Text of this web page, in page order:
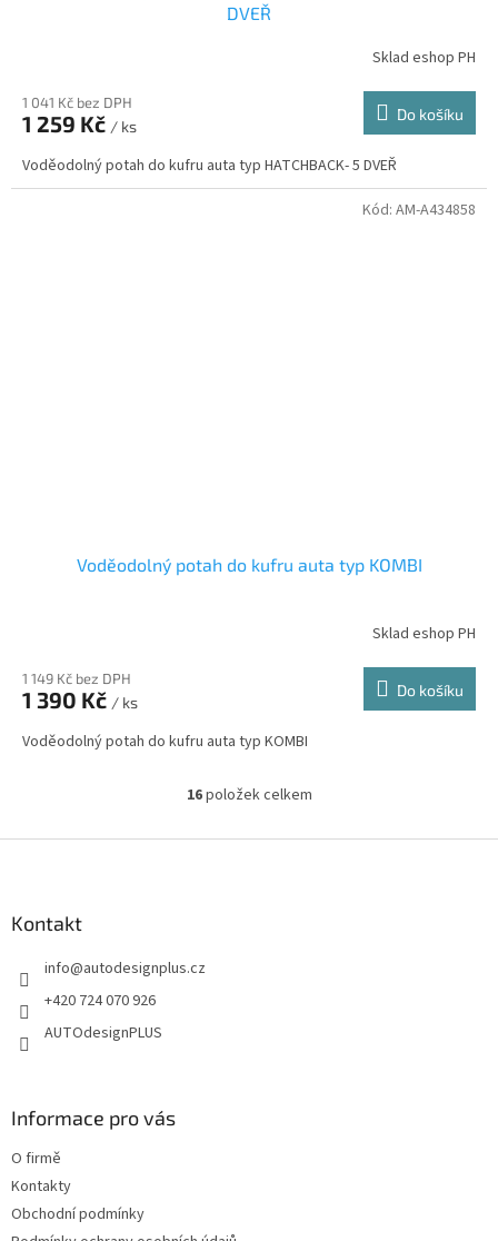
DVEŘ
Sklad eshop PH
1 041 Kč bez DPH
1 259 Kč / ks
Do košíku
Voděodolný potah do kufru auta typ HATCHBACK- 5 DVEŘ
Voděodolný potah do kufru auta typ KOMBI
Sklad eshop PH
1 149 Kč bez DPH
1 390 Kč / ks
Do košíku
Voděodolný potah do kufru auta typ KOMBI
Kód: AM-A434858
O
l
16položek celkem
Kontakt
info@autodesignplus.cz
+420 724 070 926
AUTOdesignPLUS
Informace pro vás
O firmě
Kontakty
Obchodní podmínky